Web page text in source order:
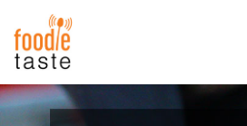
สูตรอาหาร